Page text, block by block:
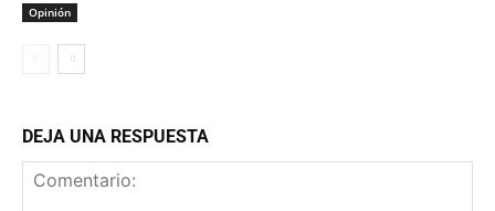
Opinión
DEJA UNA RESPUESTA